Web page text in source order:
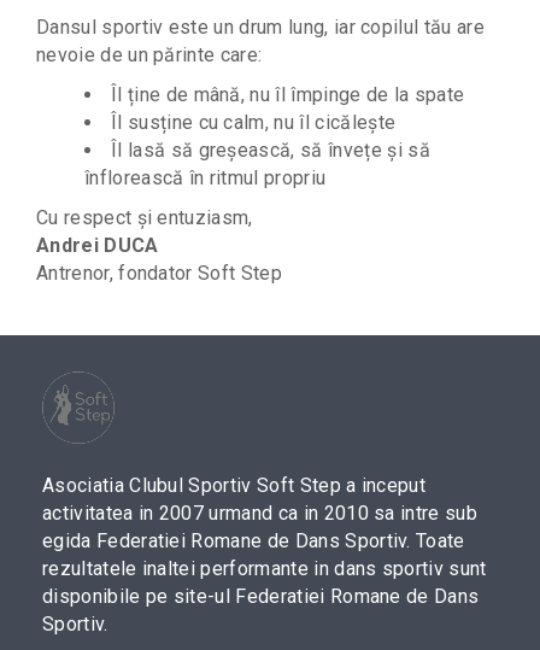
Dansul sportiv este un drum lung, iar copilul tău are
nevoie de un părinte care:
Îl ține de mână, nu îl împinge de la spate
Îl susține cu calm, nu îl cicălește
Îl lasă să greșească, să învețe și să
înflorească în ritmul propriu
Cu respect și entuziasm,
Andrei DUCA
Antrenor, fondator Soft Step
Asociatia Clubul Sportiv Soft Step a inceput
activitatea in 2007 urmand ca in 2010 sa intre sub
egida Federatiei Romane de Dans Sportiv. Toate
rezultatele inaltei performante in dans sportiv sunt
disponibile pe site-ul Federatiei Romane de Dans
Sportiv.